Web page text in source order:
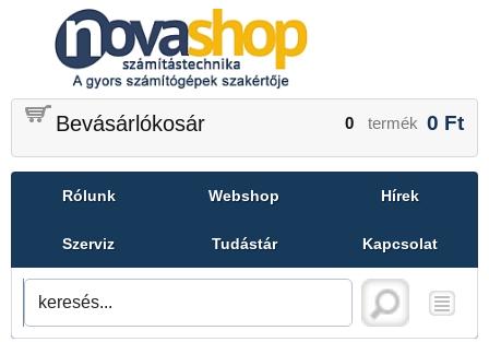
Bevásárlókosár 0 termék 0 Ft
Rólunk Webshop Hírek
Szerviz Tudástár Kapcsolat